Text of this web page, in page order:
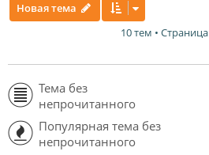
Новая тема
10 тем • Страница
Тема без
непрочитанного
Популярная тема без
непрочитанного